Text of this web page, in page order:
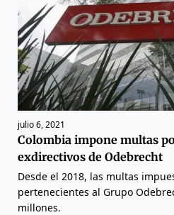
julio 6, 2021
Colombia impone multas
exdirectivos de Odebrecht
Desde el 2018, las multas
pertenecientes al Grupo
millones.